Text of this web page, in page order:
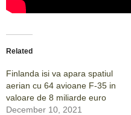
Related
Finlanda isi va apara spatiul
aerian cu 64 avioane F-35 in
valoare de 8 miliarde euro
December 10, 2021